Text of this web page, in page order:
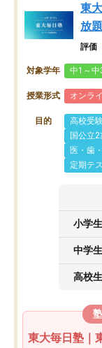
東
放
評価
対象学年 中1～中
授業形式 オンラ
目的 高校受
国公立
医・歯
定期テ
小学生
中学生
高校生
東大毎日塾｜